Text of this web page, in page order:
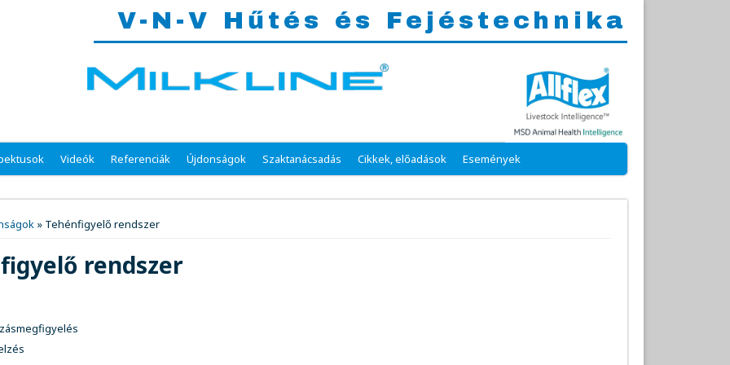
V-N-V Hűtés és Fejéstechnika
Videók Referenciák Újdonságok Szaktanácsadás Cikkek, előadások Események
hely
» Tehénfigyelő rendszer
rendszer